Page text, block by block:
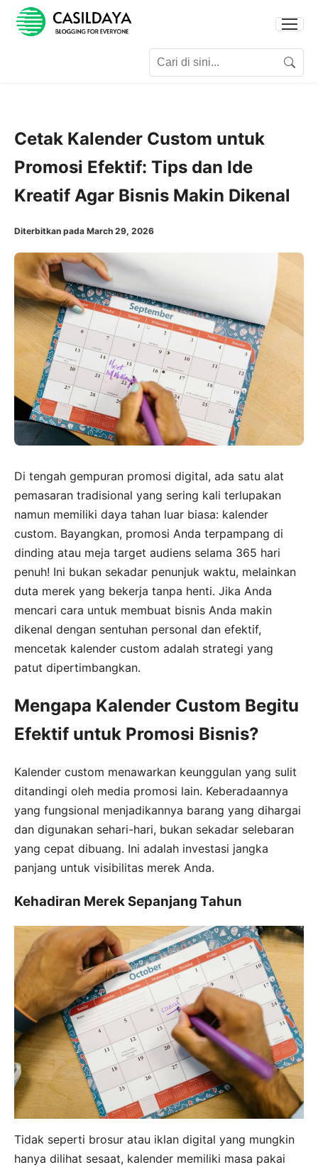
Search
Cetak Kalender Custom untuk
Promosi Efektif: Tips dan Ide
Kreatif Agar Bisnis Makin Dikenal
Diterbitkan pada March 29, 2026
Di tengah gempuran promosi digital, ada satu alat
pemasaran tradisional yang sering kali terlupakan
namun memiliki daya tahan luar biasa: kalender
custom. Bayangkan, promosi Anda terpampang di
dinding atau meja target audiens selama 365 hari
penuh! Ini bukan sekadar penunjuk waktu, melainkan
duta merek yang bekerja tanpa henti. Jika Anda
mencari cara untuk membuat bisnis Anda makin
dikenal dengan sentuhan personal dan efektif,
mencetak kalender custom adalah strategi yang
patut dipertimbangkan.
Mengapa Kalender Custom Begitu
Efektif untuk Promosi Bisnis?
Kalender custom menawarkan keunggulan yang sulit
ditandingi oleh media promosi lain. Keberadaannya
yang fungsional menjadikannya barang yang dihargai
dan digunakan sehari-hari, bukan sekadar selebaran
yang cepat dibuang. Ini adalah investasi jangka
panjang untuk visibilitas merek Anda.
Kehadiran Merek Sepanjang Tahun
Tidak seperti brosur atau iklan digital yang mungkin
hanya dilihat sesaat, kalender memiliki masa pakai